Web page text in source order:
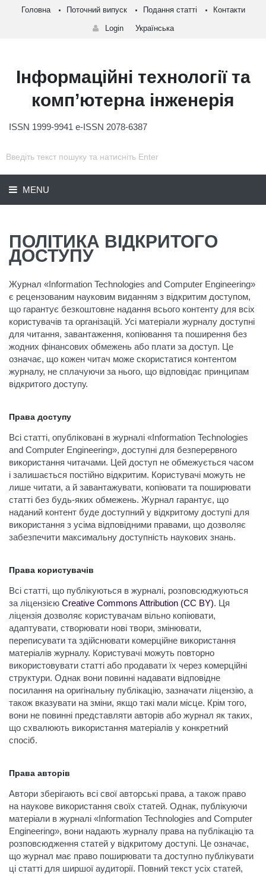
Головна Поточний випуск Подання статті Контакти
Login Українська
Інформаційні технології та
комп’ютерна інженерія
ISSN 1999-9941 e-ISSN 2078-6387
MENU
ПОЛІТИКА ВІДКРИТОГО
ДОСТУПУ
Журнал «Information Technologies and Computer Engineering»
є рецензованим науковим виданням з відкритим доступом,
що гарантує безкоштовне надання всього контенту для всіх
користувачів та організацій. Усі матеріали журналу доступні
для читання, завантаження, копіювання та поширення без
жодних фінансових обмежень або плати за доступ. Це
означає, що кожен читач може скористатися контентом
журналу, не сплачуючи за нього, що відповідає принципам
відкритого доступу.
Права доступу
Всі статті, опубліковані в журналі «Information Technologies
and Computer Engineering», доступні для безперервного
використання читачами. Цей доступ не обмежується часом
і залишається постійно відкритим. Користувачі можуть не
лише читати, а й завантажувати, копіювати та поширювати
статті без будь-яких обмежень. Журнал гарантує, що
наданий контент буде доступний у відкритому доступі для
використання з усіма відповідними правами, що дозволяє
забезпечити максимальну доступність наукових знань.
Права користувачів
Всі статті, що публікуються в журналі, розповсюджуються
за ліцензією Creative Commons Attribution (CC BY). Ця
ліцензія дозволяє користувачам вільно копіювати,
адаптувати, створювати нові твори, змінювати,
переписувати та здійснювати комерційне використання
матеріалів журналу. Користувачі можуть повторно
використовувати статті або продавати їх через комерційні
структури. Однак вони повинні надавати відповідне
посилання на оригінальну публікацію, зазначати ліцензію, а
також вказувати на зміни, якщо такі мали місце. Крім того,
вони не повинні представляти авторів або журнал як таких,
що схвалюють використання матеріалів у конкретний
спосіб.
Права авторів
Автори зберігають всі свої авторські права, а також право
на наукове використання своїх статей. Однак, публікуючи
матеріали в журналі «Information Technologies and Computer
Engineering», вони надають журналу права на публікацію та
розповсюдження статей у відкритому доступі. Це означає,
що журнал має право поширювати та доступно публікувати
ці статті для ширшої аудиторії. Повний текст усіх статей,